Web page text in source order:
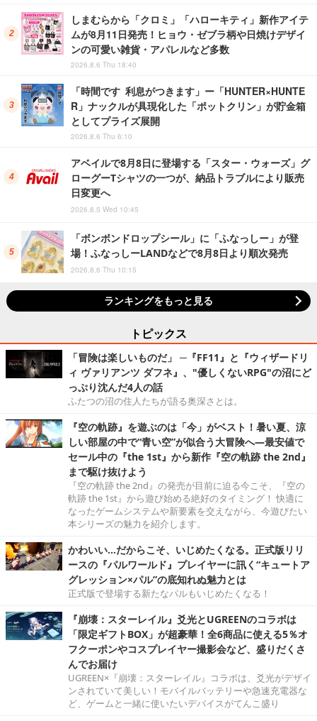
しまむらから「クロミ」「ハローキティ」新作アイテ
ムが8月11日発売！ヒョウ・ゼブラ柄や日焼けデザイ
ンの可愛い雑貨・アパレルなど多数
2026.8.6 Thu 18:40
「時間です 利息がつきます」ー「HUNTER×HUNTE
R」ナックルが具現化した「ポットクリン」が貯金箱
としてプライズ展開
2026.8.6 Thu 6:10
アベイルで8月8日に登場する「スター・ウォーズ」グ
ローグーTシャツの一つが、納品トラブルにより販売
日変更へ
2026.8.5 Wed 10:45
「ボンボンドロップシール」に「ふなっしー」が登
場！ふなっしーLANDなどで8月8日より順次発売
2026.8.6 Thu 10:15
ランキングをもっと見る
トピックス
「冒険は楽しいものだ」 ─『FF11』と『ウィザードリ
ィ ヴァリアンツ ダフネ』、"優しくないRPG"の沼にど
っぷり沈んだ4人の話
ふたつの沼の住人たちが語る奥深さとは。
『空の軌跡』を遊ぶのは「今」がベスト！暑い夏、涼
しい部屋の中で“青い空”が似合う大冒険へ―最安値で
セール中の『the 1st』から新作『空の軌跡 the 2nd』
まで駆け抜けよう
『空の軌跡 the 2nd』の発売が目前に迫る今こそ、『空の
軌跡 the 1st』から遊び始める絶好のタイミング！ 快適に
なったゲームシステムや新要素を交えながら、今遊びたい
本シリーズの魅力を紹介します。
かわいい…だからこそ、いじめたくなる。正式版リリ
ースの『パルワールド』プレイヤーに訊く“キュートア
グレッション×パル”の底知れぬ魅力とは
正式版で登場する新たなパルもいじめたくなる！
『崩壊：スターレイル』爻光とUGREENのコラボは
「限定ギフトBOX」が超豪華！全6商品に使える5％オ
フクーポンやコスプレイヤー撮影会など、盛りだくさ
んでお届け
UGREEN×『崩壊：スターレイル』コラボは、爻光がデザイ
ンされていて美しい！モバイルバッテリーや急速充電器な
ど、ゲームと一緒に使いたいデバイスがてんこ盛り